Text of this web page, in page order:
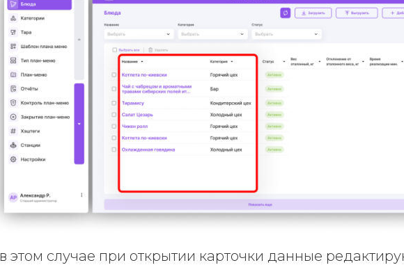
в этом случае при открытии карточки данные